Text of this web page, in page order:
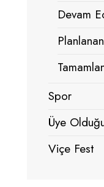
Devam
Spor
Üye
Viçe Fest